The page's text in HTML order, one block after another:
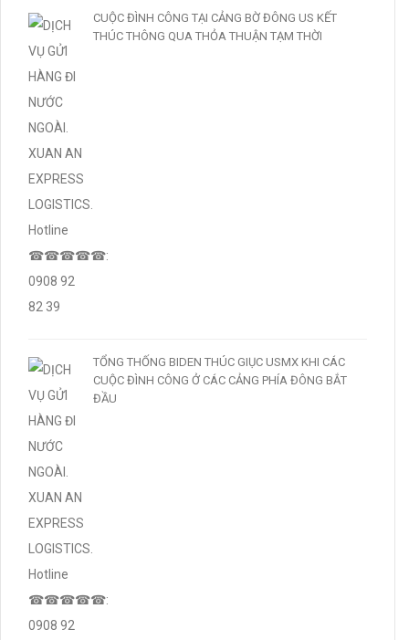
CUỘC ĐÌNH CÔNG TẠI CẢNG BỜ ĐÔNG US KẾT
THÚC THÔNG QUA THỎA THUẬN TẠM THỜI
TỔNG THỐNG BIDEN THÚC GIỤC USMX KHI CÁC
CUỘC ĐÌNH CÔNG Ở CÁC CẢNG PHÍA ĐÔNG BẮT
ĐẦU